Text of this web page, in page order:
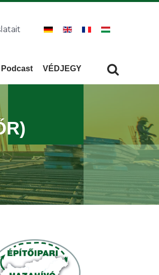
Podcast VÉDJEGY